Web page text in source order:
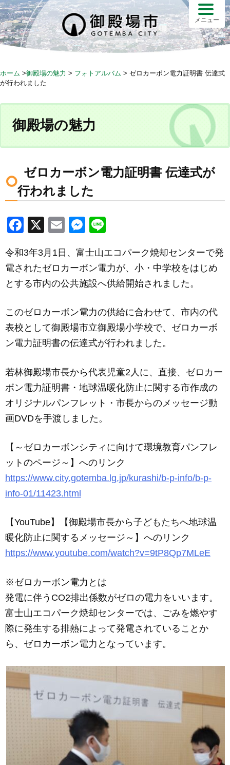
S
k
i
p
c
n
メニュー
ホーム >御殿場の魅力 > フォトアルバム > ゼロカーボン電力証明書 伝達式
が行われました
御殿場の魅力
ゼロカーボン電力証明書 伝達式が
行われました
F
c
e
b
o
o
k
X
E
ail
M
ss
e
n
g
er
e
令和3年3月1日、富士山エコパーク焼却センターで発
電されたゼロカーボン電力が、小・中学校をはじめ
とする市内の公共施設へ供給開始されました。
このゼロカーボン電力の供給に合わせて、市内の代
表校として御殿場市立御殿場小学校で、ゼロカーボ
ン電力証明書の伝達式が行われました。
若林御殿場市長から代表児童2人に、直接、ゼロカー
ボン電力証明書・地球温暖化防止に関する市作成の
オリジナルパンフレット・市長からのメッセージ動
画DVDを手渡しました。
【～ゼロカーボンシティに向けて環境教育パンフレ
ットのページ～】へのリンク
https://www.city.gotemba.lg.jp/kurashi/b-p-info/b-p-
info-01/11423.html
【YouTube】【御殿場市長から子どもたちへ地球温
暖化防止に関するメッセージ～】へのリンク
https://www.youtube.com/watch?v=9tP8Qp7MLeE
※ゼロカーボン電力とは
発電に伴うCO2排出係数がゼロの電力をいいます。
富士山エコパーク焼却センターでは、ごみを燃やす
際に発生する排熱によって発電されていることか
ら、ゼロカーボン電力となっています。